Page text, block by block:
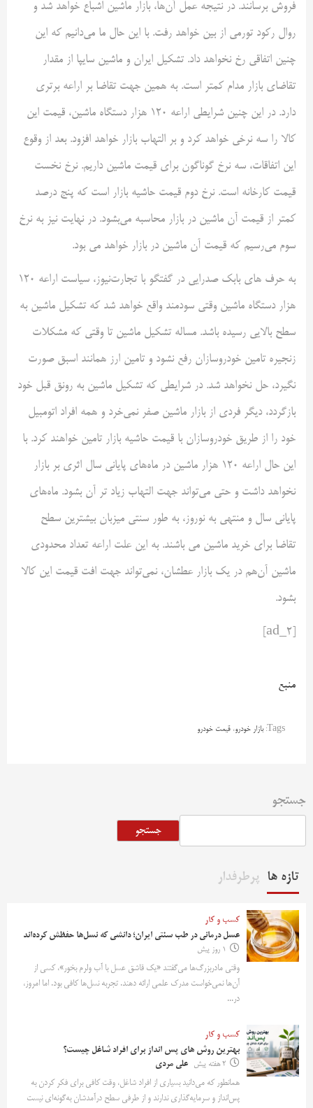
فروش برسانند. در نتیجه عمل آن‌ها، بازار ماشین اشباع خواهد شد و
روال رکود تورمی از بین خواهد رفت. با این حال ما می‌دانیم که این
چنین اتفاقی رخ نخواهد داد. تشکیل ایران و ماشین سایپا از مقدار
تقاضای بازار مدام کمتر است. به همین جهت تقاضا بر اراعه برتری
دارد. در این چنین شرایطی اراعه 120 هزار دستگاه ماشین، قیمت این
کالا را سه نرخی خواهد کرد و بر التهاب بازار خواهد افزود. بعد از وقوع
این اتفاقات، سه نرخ گوناگون برای قیمت ماشین داریم. نرخ نخست
قیمت کارخانه است. نرخ دوم قیمت حاشیه بازار است که پنج درصد
کمتر از قیمت آن ماشین در بازار محاسبه می‌بشود. در نهایت نیز به نرخ
سوم می‌رسیم که قیمت آن ماشین در بازار خواهد می بود.
به حرف های بابک صدرایی در گفتگو با تجارت‌نیوز، سیاست اراعه 120
هزار دستگاه ماشین وقتی سودمند واقع خواهد شد که تشکیل ماشین به
سطح بالایی رسیده باشد. مساله تشکیل ماشین تا وقتی که مشکلات
زنجیره تامین خودروسازان رفع نشود و تامین ارز همانند اسبق صورت
نگیرد، حل نخواهد شد. در شرایطی که تشکیل ماشین به رونق قبل خود
بازگردد، دیگر فردی از بازار ماشین صفر نمی‌خرد و همه افراد اتومبیل
خود را از طریق خودروسازان با قیمت حاشیه بازار تامین خواهند کرد. با
این حال اراعه 120 هزار ماشین در ماه‌های پایانی سال اثری بر بازار
نخواهد داشت و حتی می‌تواند جهت التهاب زیاد تر آن بشود. ماه‌های
پایانی سال و منتهی به نوروز، به طور سنتی میزبان بیشترین سطح
تقاضا برای خرید ماشین می باشند. به این علت اراعه تعداد محدودی
ماشین آن‌هم در یک بازار عطشان، نمی‌تواند جهت افت قیمت این کالا
بشود.
منبع
Tags: بازار خودرو، قیمت خودرو
جستجو
جستجو
تازه ها پرطرفدار
کسب و کار
عسل درمانی در طب سنتی ایران؛ دانشی که نسل‌ها حفظش کرده‌اند
1 روز پیش
وقتی مادربزرگ‌ها می‌گفتند «یک قاشق عسل با آب ولرم بخور»، کسی از
آن‌ها نمی‌خواست مدرک علمی ارائه دهند. تجربه نسل‌ها کافی بود. اما امروز،
در...
کسب و کار
بهترین روش‌ های پس‌ انداز برای افراد شاغل چیست؟
2 هفته پیش
علی مردی
همانطور که می‌دانید بسیاری از افراد شاغل، وقت کافی برای فکر کردن به
پس‌انداز و سرمایه‌گذاری ندارند و از طرفی سطح درآمدشان به‌گونه‌ای نیست